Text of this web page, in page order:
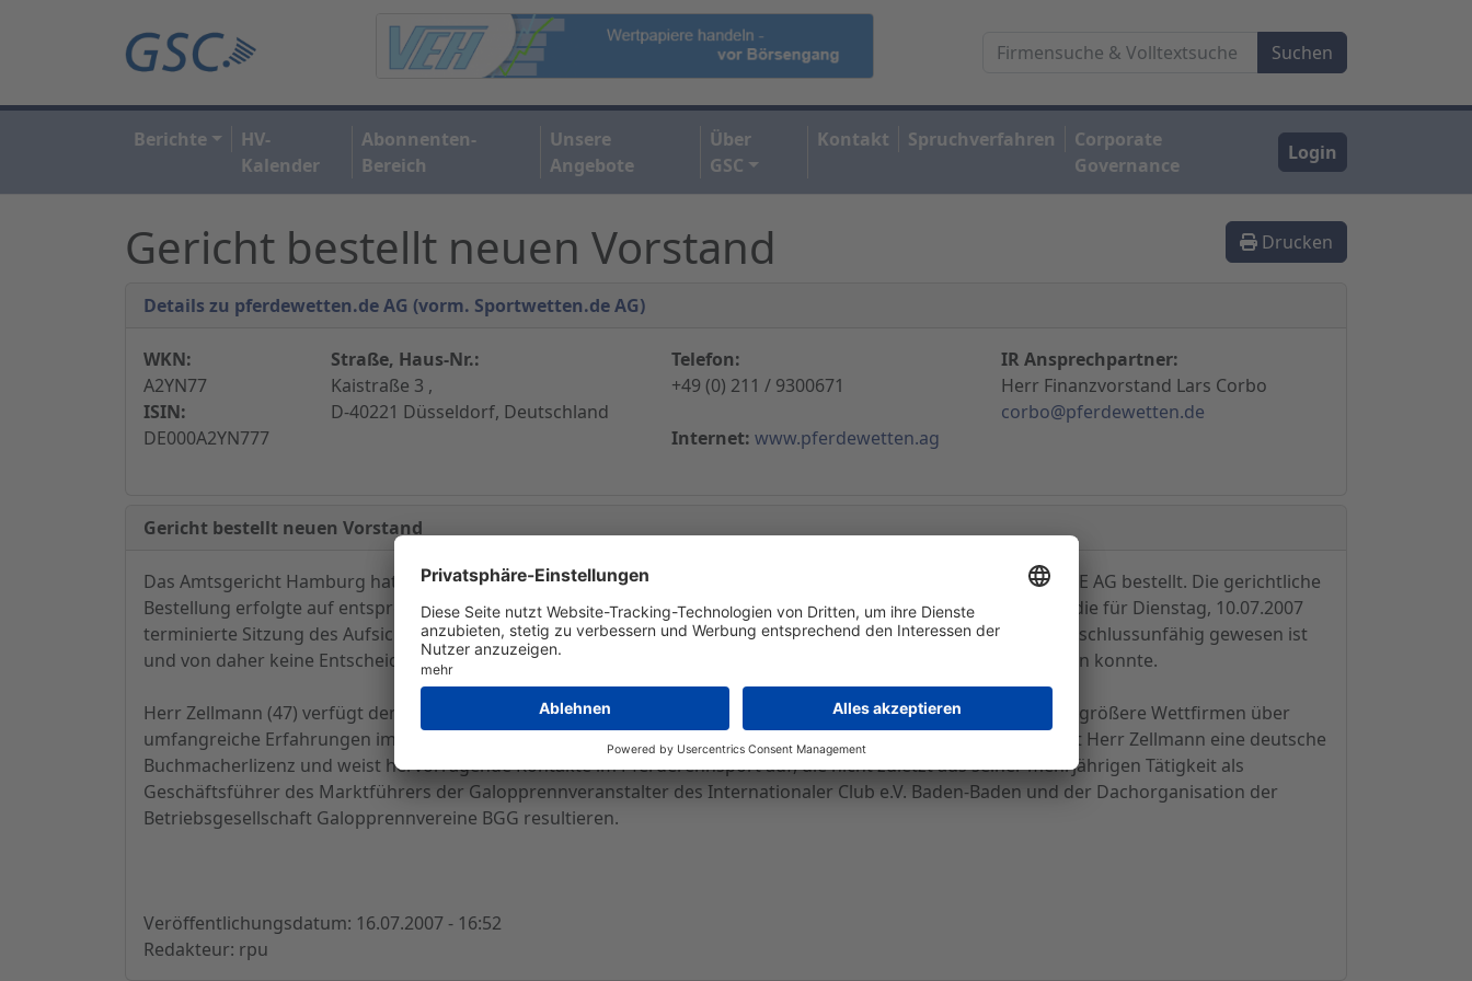
Berichte
HV-
Kalender
Abonnenten-
Bereich
Unsere
Angebote
Über
GSC
Kontakt Spruchverfahren
Corporate
Governance
Login
Drucken
Gericht bestellt neuen Vorstand
Details zu pferdewetten.de AG (vorm. Sportwetten.de AG)
WKN:
A2YN77
ISIN:
DE000A2YN777
Straße, Haus-Nr.:
Kaistraße 3 ,
D-40221 Düsseldorf, Deutschland
Telefon:
+49 (0) 211 / 9300671
Internet: www.pferdewetten.ag
IR Ansprechpartner:
Herr Finanzvorstand Lars Corbo
corbo@pferdewetten.de
Gericht bestellt neuen Vorstand
Das Amtsgericht Hamburg hat Herrn Klaus Zellmann mit sofortiger Wirkung zum Vorstand der SPORTWETTEN.DE AG bestellt. Die gerichtliche
Bestellung erfolgte auf entsprechenden Antrag zweier Mitglieder des Aufsichtsrates der Gesellschaft, nachdem die für Dienstag, 10.07.2007
terminierte Sitzung des Aufsichtsrates aufgrund der Nichtteilnahme des dritten Mitgliedes des Aufsichtsrates beschlussunfähig gewesen ist
und von daher keine Entscheidung über die dringend erforderliche Neubestellung eines Vorstandes herbeiführen konnte.
Herr Zellmann (47) verfügt den Angaben zufolge aufgrund seiner langjährigen Beratertätigkeit für verschiedene größere Wettfirmen über
umfangreiche Erfahrungen im Wettmarkt. Dabei baute er u.a. zwei Wettplattformen im Internet auf. Auch besitzt Herr Zellmann eine deutsche
Buchmacherlizenz und weist hervorragende Kontakte im Pferderennsport auf, die nicht zuletzt aus seiner mehrjährigen Tätigkeit als
Geschäftsführer des Marktführers der Galopprennveranstalter des Internationaler Club e.V. Baden-Baden und der Dachorganisation der
Betriebsgesellschaft Galopprennvereine BGG resultieren.
Veröffentlichungsdatum: 16.07.2007 - 16:52
Redakteur: rpu